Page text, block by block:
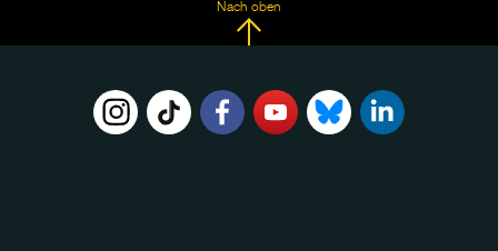
Nach oben